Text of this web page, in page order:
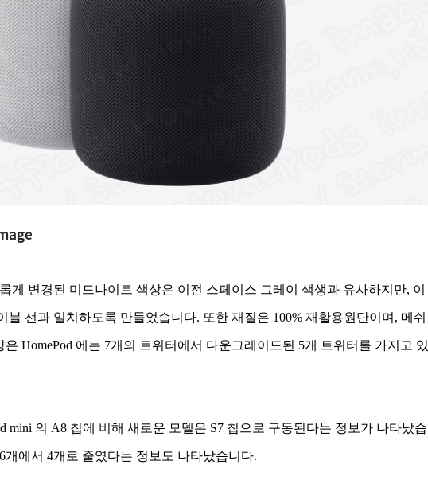
게 변경된 미드나이트 색상은 이전 스페이스 그레이 색생과 유사하지만, 이
블 선과 일치하도록 만들었습니다. 또한 재질은 100% 재활용원단이며, 메쉬
HomePod 에는 7개의 트위터에서 다운그레이드된 5개 트위터를 가지고 있
mini 의 A8 칩에 비해 새로운 모델은 S7 칩으로 구동된다는 정보가 나타났습
에서 4개로 줄였다는 정보도 나타났습니다.